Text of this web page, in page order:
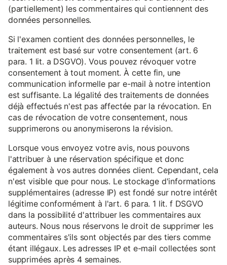
(partiellement) les commentaires qui contiennent des
données personnelles.
Si l'examen contient des données personnelles, le
traitement est basé sur votre consentement (art. 6
para. 1 lit. a DSGVO). Vous pouvez révoquer votre
consentement à tout moment. À cette fin, une
communication informelle par e-mail à notre intention
est suffisante. La légalité des traitements de données
déjà effectués n'est pas affectée par la révocation. En
cas de révocation de votre consentement, nous
supprimerons ou anonymiserons la révision.
Lorsque vous envoyez votre avis, nous pouvons
l'attribuer à une réservation spécifique et donc
également à vos autres données client. Cependant, cela
n'est visible que pour nous. Le stockage d'informations
supplémentaires (adresse IP) est fondé sur notre intérêt
légitime conformément à l'art. 6 para. 1 lit. f DSGVO
dans la possibilité d'attribuer les commentaires aux
auteurs. Nous nous réservons le droit de supprimer les
commentaires s'ils sont objectés par des tiers comme
étant illégaux. Les adresses IP et e-mail collectées sont
supprimées après 4 semaines.